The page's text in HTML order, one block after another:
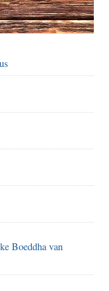
Boeddha van